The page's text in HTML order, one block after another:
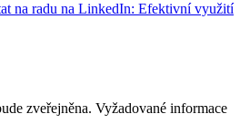
na radu na LinkedIn: Efektivní využití
zveřejněna. Vyžadované informace